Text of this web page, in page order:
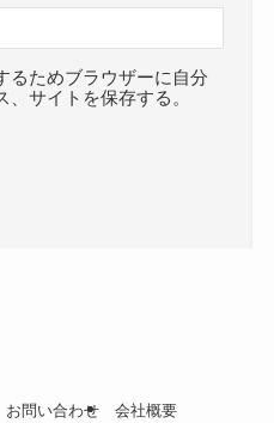
るためブラウザーに自分
サイトを保存する。
お問い合わせ 会社概要